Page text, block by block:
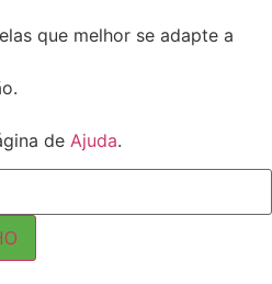
que melhor se adapte a
de Ajuda.